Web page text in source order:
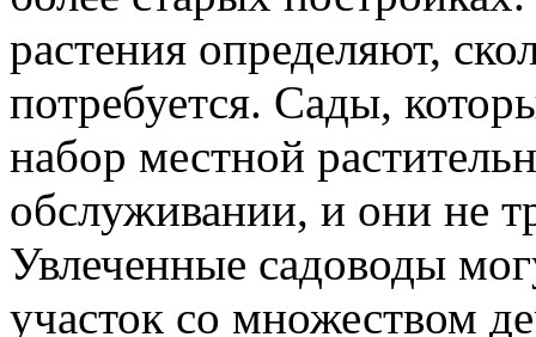
растения определяют,
потребуется. Сады,
набор местной
обслуживании, и они не
Увлеченные садоводы
участок со множеством